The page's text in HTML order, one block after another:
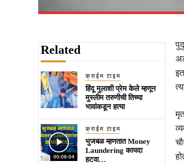
Related
क्राईम टाइम
हिंदू मुलाशी प्रेम केले म्हणून
मुस्लीम तरुणीची तिच्या
भावांकडून हत्या
00:08:04
क्राईम टाइम
भुजबळ म्हणतात Money
Laundering कायदा
हटवा…